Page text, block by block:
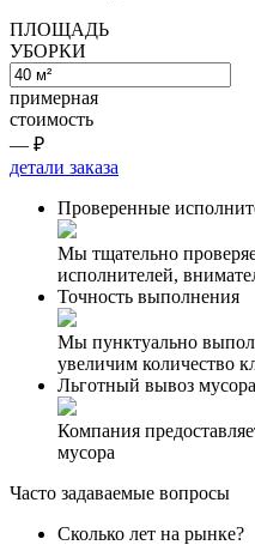
ПЛОЩАДЬ
УБОРКИ
примерная
стоимость
— ₽
детали заказа
Проверенные
Мы тщательно
исполнителей,
Точность выполнения
Мы пунктуально
увеличим количество
Льготный вывоз мусора
Компания
мусора
Часто задаваемые вопросы
Сколько лет на рынке?